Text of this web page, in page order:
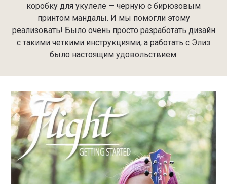
коробку для укулеле — черную с бирюзовым
принтом мандалы. И мы помогли этому
реализовать! Было очень просто разработать дизайн
с такими четкими инструкциями, а работать с Элиз
было настоящим удовольствием.